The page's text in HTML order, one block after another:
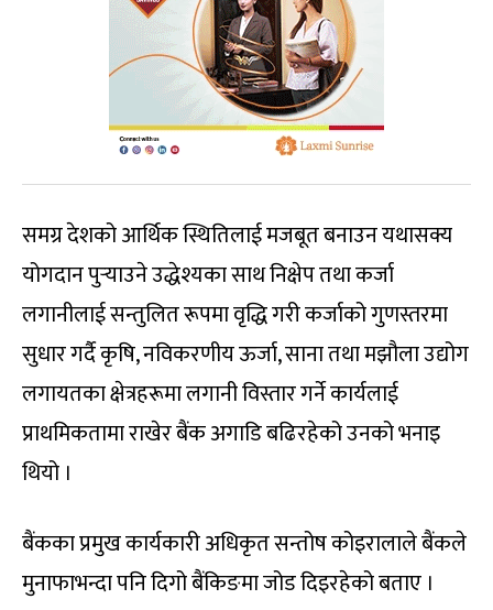
समग्र देशको आर्थिक स्थितिलाई मजबूत बनाउन यथासक्य
योगदान पुर्‍याउने उद्धेश्यका साथ निक्षेप तथा कर्जा
लगानीलाई सन्तुलित रूपमा वृद्धि गरी कर्जाको गुणस्तरमा
सुधार गर्दै कृषि, नविकरणीय ऊर्जा, साना तथा मझौला उद्योग
लगायतका क्षेत्रहरूमा लगानी विस्तार गर्ने कार्यलाई
प्राथमिकतामा राखेर बैंक अगाडि बढिरहेको उनको भनाइ
थियो ।
बैंकका प्रमुख कार्यकारी अधिकृत सन्तोष कोइरालाले बैंकले
मुनाफाभन्दा पनि दिगो बैंकिङमा जोड दिइरहेको बताए ।